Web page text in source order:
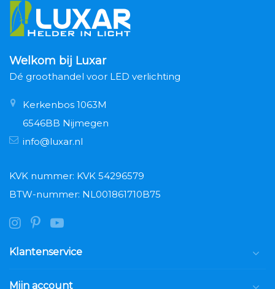
Welkom bij Luxar
Dé groothandel voor LED verlichting
Kerkenbos 1063M
6546BB Nijmegen
info@luxar.nl
KVK nummer: KVK 54296579
BTW-nummer: NL001861710B75
Klantenservice
Mijn account